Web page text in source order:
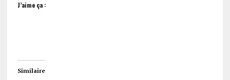
J’aime ça :
Similaire